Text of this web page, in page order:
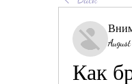
Как